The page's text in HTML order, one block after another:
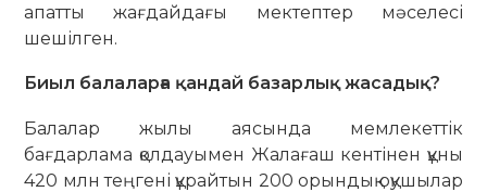
апатты жағдайдағы мектептер мәселесі
шешілген.
Биыл балаларға қандай базарлық жасадық?
Балалар жылы аясында мемлекеттік
бағдарлама қолдауымен Жалағаш кентінен құны
420 млн теңгені құрайтын 200 орындық оқушылар